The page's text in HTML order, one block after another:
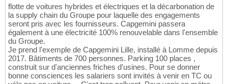
flotte de voitures hybrides et électriques et la décarbonation de
la supply chain du Groupe pour laquelle des engagements
seront pris avec les fournisseurs. Capgemini passera
également à une électricité 100% renouvelable dans l'ensemble
du Groupe.
Je prend l'exemple de Capgemini Lille, installé à Lomme depuis
2017. Bâtiments de 700 personnes. Parking 100 places ,
construit sur d'anciennes friches d'usines. Pour se donner
bonne consciences les salariers sont invités à venir en TC ou